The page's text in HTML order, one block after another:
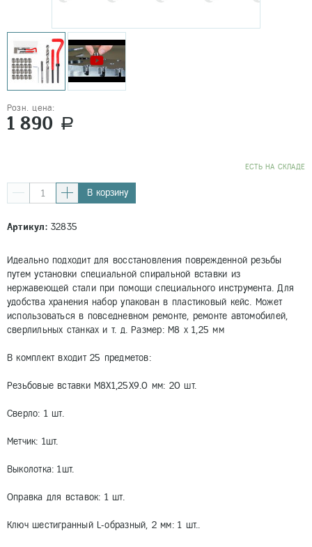
Розн. цена:
1 890 a
EСТЬ НА СКЛАДЕ
В корзину
Артикул:32835
Идеально подходит для восстановления поврежденной резьбы
путем установки специальной спиральной вставки из
нержавеющей стали при помощи специального инструмента. Для
удобства хранения набор упакован в пластиковый кейс. Может
использоваться в повседневном ремонте, ремонте автомобилей,
сверлильных станках и т. д. Размер: M8 х 1,25 мм
В комплект входит 25 предметов:
Резьбовые вставки М8Х1,25Х9.0 мм: 20 шт.
Сверло: 1 шт.
Метчик: 1шт.
Выколотка: 1шт.
Оправка для вставок: 1 шт.
Ключ шестигранный L-образный, 2 мм: 1 шт..